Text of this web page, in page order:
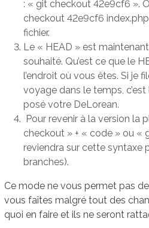
: « git checkout 42e9cf6 ».
checkout 42e9cf6 index.php
fichier.
Le « HEAD » est
souhaité. Qu’est ce que le
l’endroit où vous êtes. Si je
voyage dans le temps,
posé votre DeLorean.
Pour revenir à la version la
checkout » + « code » ou «
reviendra sur cette syntaxe
branches).
Ce mode ne vous permet pas de
vous faîtes malgré tout des
quoi en faire et ils ne seront